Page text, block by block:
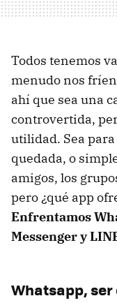
Todos tenemos
menudo nos
ahí que sea una
controvertida,
utilidad. Sea
quedada, o
amigos, los
pero ¿qué app
Enfrentamos
Messenger y
Whatsapp,